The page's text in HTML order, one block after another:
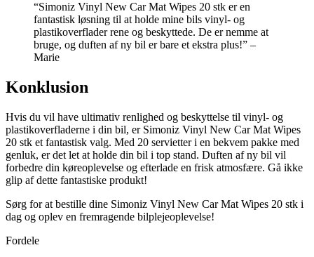
“Simoniz Vinyl New Car Mat Wipes 20 stk er en
fantastisk løsning til at holde mine bils vinyl- og
plastikoverflader rene og beskyttede. De er nemme at
bruge, og duften af ny bil er bare et ekstra plus!” –
Marie
Konklusion
Hvis du vil have ultimativ renlighed og beskyttelse til vinyl- og
plastikoverfladerne i din bil, er Simoniz Vinyl New Car Mat Wipes
20 stk et fantastisk valg. Med 20 servietter i en bekvem pakke med
genluk, er det let at holde din bil i top stand. Duften af ny bil vil
forbedre din køreoplevelse og efterlade en frisk atmosfære. Gå ikke
glip af dette fantastiske produkt!
Sørg for at bestille dine Simoniz Vinyl New Car Mat Wipes 20 stk i
dag og oplev en fremragende bilplejeoplevelse!
Fordele